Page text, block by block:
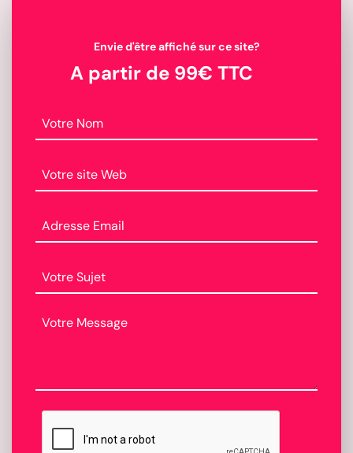
Envie d'être affiché sur ce site?
A partir de 99€ TTC